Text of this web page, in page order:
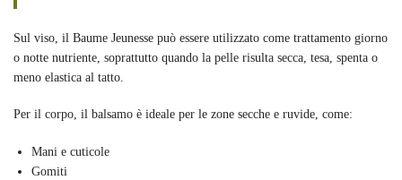
Sul viso, il Baume Jeunesse può essere utilizzato come trattamento giorno
o notte nutriente, soprattutto quando la pelle risulta secca, tesa, spenta o
meno elastica al tatto.
Per il corpo, il balsamo è ideale per le zone secche e ruvide, come:
Mani e cuticole
Gomiti